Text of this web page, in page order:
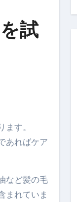
試
す。
あればケア
など髪の毛
まれていま